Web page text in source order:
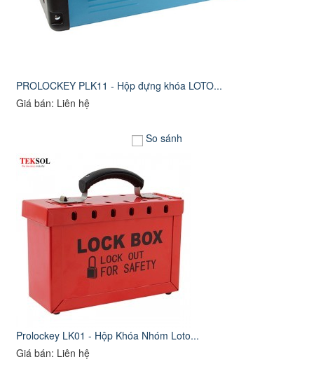
PROLOCKEY PLK11 - Hộp đựng khóa LOTO...
Giá bán: Liên hệ
So sánh
Prolockey LK01 - Hộp Khóa Nhóm Loto...
Giá bán: Liên hệ